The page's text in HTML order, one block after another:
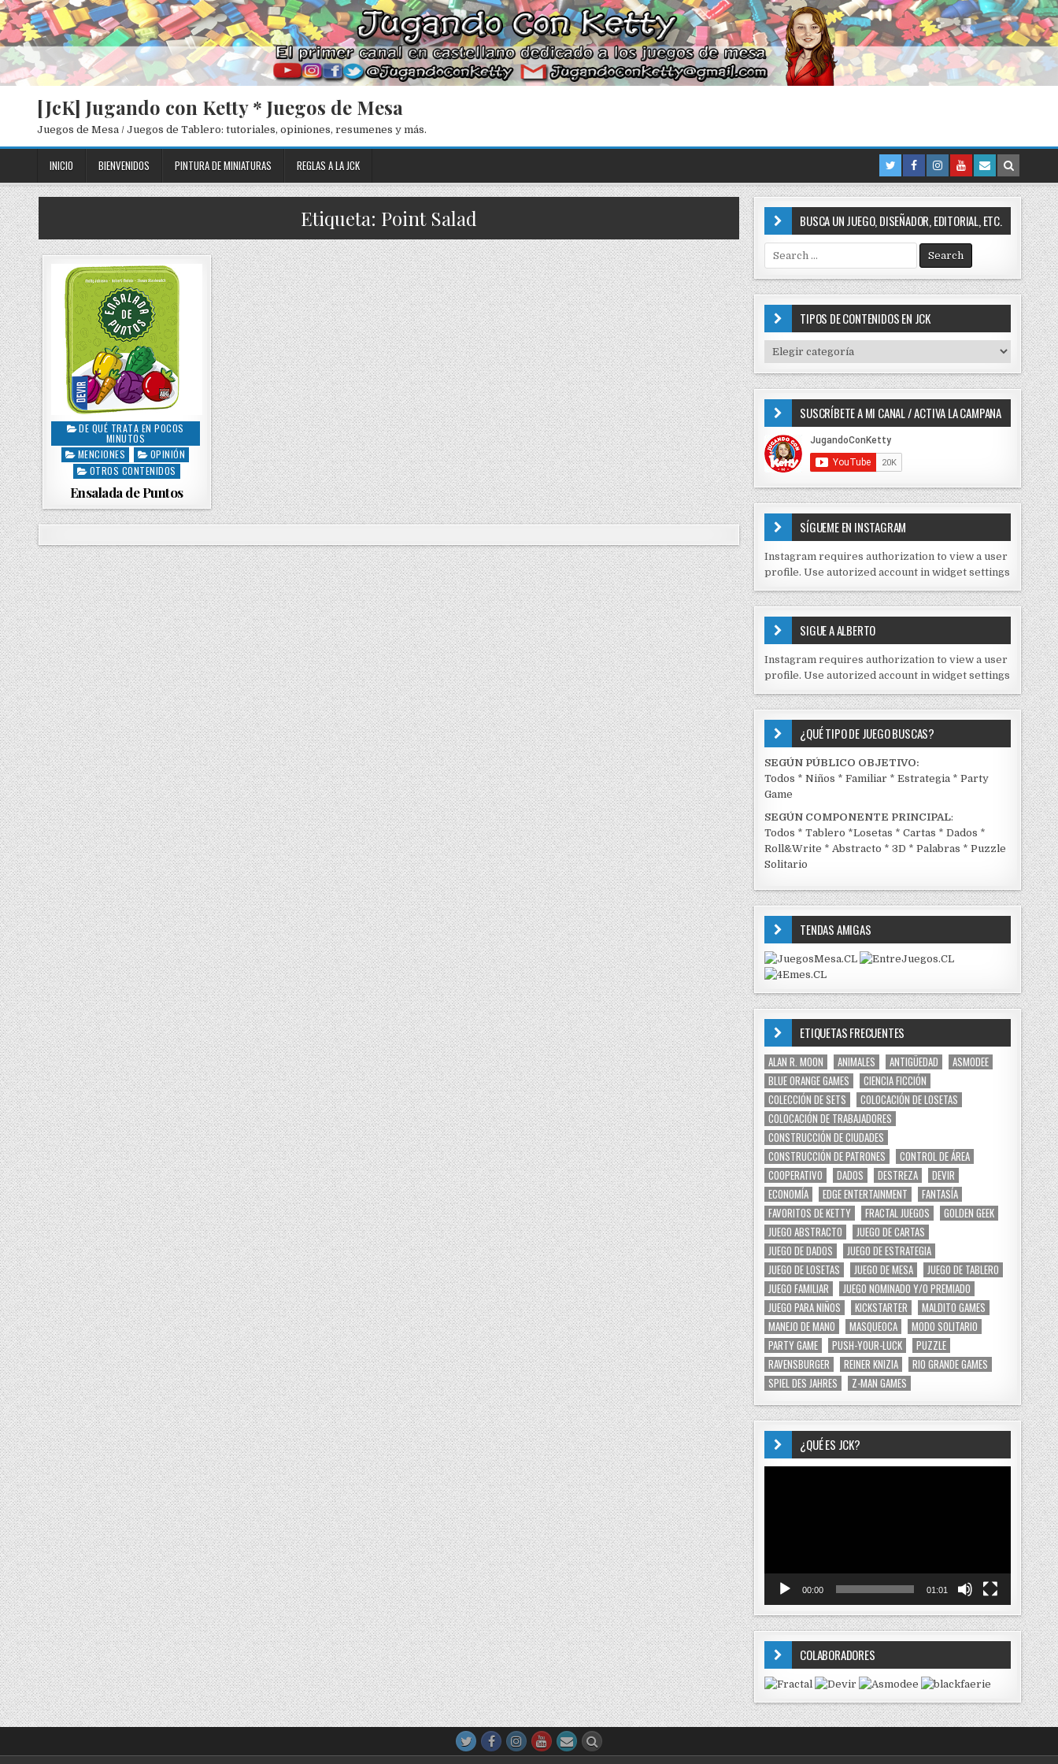
[JcK] Jugando con Ketty * Juegos de Mesa
Juegos de Mesa / Juegos de Tablero: tutoriales, opiniones, resumenes y más.
INICIO BIENVENIDOS PINTURA DE MINIATURAS REGLAS A LA JCK
Etiqueta: Point Salad
o
d
i
DE QUÉ TRATA EN POCOS
MINUTOS
MENCIONES
OPINIÓN
OTROS CONTENIDOS
Ensalada de Puntos
BUSCA UN JUEGO, DISEÑADOR, EDITORIAL, ETC.
e
a
r
o
r
:
TIPOS DE CONTENIDOS EN JCK
I
P
D
E
C
N
T
I
D
S
E
J
C
K
SUSCRÍBETE A MI CANAL / ACTIVA LA CAMPANA
SÍGUEME EN INSTAGRAM
Instagram requires authorization to view a user
profile. Use autorized account in widget settings
SIGUE A ALBERTO
Instagram requires authorization to view a user
profile. Use autorized account in widget settings
¿QUÉ TIPO DE JUEGO BUSCAS?
SEGÚN PÚBLICO OBJETIVO:
Todos *Niños *Familiar *Estrategia *Party
Game
SEGÚN COMPONENTE PRINCIPAL:
Todos *Tablero *Losetas *Cartas *Dados *
Roll&Write *Abstracto *3D *Palabras *Puzzle
Solitario
TENDAS AMIGAS
ETIQUETAS FRECUENTES
ALAN R. MOON ANIMALES ANTIGÜEDAD
ASMODEE
BLUE ORANGE GAMES
CIENCIA FICCIÓN
COLECCIÓN DE SETS
COLOCACIÓN DE LOSETAS
COLOCACIÓN DE TRABAJADORES
CONSTRUCCIÓN DE CIUDADES
CONSTRUCCIÓN DE PATRONES
CONTROL DE ÁREA
COOPERATIVO
DADOS DESTREZA
DEVIR
ECONOMÍA
EDGE ENTERTAINMENT
FANTASÍA
FAVORITOS DE KETTY
FRACTAL JUEGOS
GOLDEN GEEK
JUEGO ABSTRACTO
JUEGO DE CARTAS
JUEGO DE DADOS
JUEGO DE ESTRATEGIA
JUEGO DE LOSETAS
JUEGO DE MESA
JUEGO DE TABLERO
JUEGO FAMILIAR
JUEGO NOMINADO Y/O PREMIADO
JUEGO PARA NIÑOS
KICKSTARTER
MALDITO GAMES
MANEJO DE MANO
MASQUEOCA
MODO SOLITARIO
PARTY GAME
PUSH-YOUR-LUCK
PUZZLE
RAVENSBURGER
REINER KNIZIA
RIO GRANDE GAMES
SPIEL DES JAHRES
Z-MAN GAMES
¿QUÉ ES JCK?
00:00 01:01
COLABORADORES